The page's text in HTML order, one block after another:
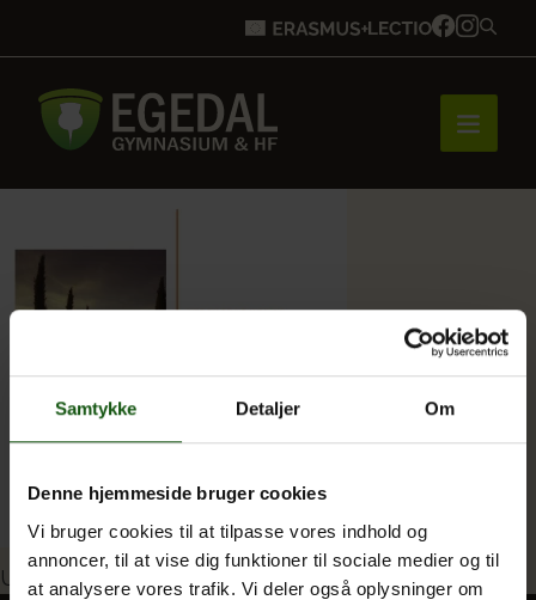
Samtykke Detaljer Om
Denne hjemmeside bruger cookies
Vi bruger cookies til at tilpasse vores indhold og
annoncer, til at vise dig funktioner til sociale medier og til
at analysere vores trafik. Vi deler også oplysninger om
Vores uddannelser
Indlægsnavigation
Udgivet i Klimadigte 2024